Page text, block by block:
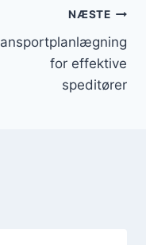
NÆSTE
for effektive
speditører